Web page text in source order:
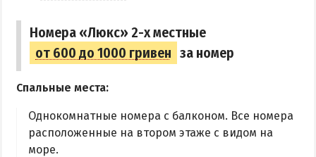
ЛЕЧЕНИЕ И БАЛЬНЕОЛОГИЯ
Радоновое Озеро
Розовое Озеро
Номера «Люкс» 2-х местные
от 600 до 1000 гривен за номер
Спальные места:
Однокомнатные номера с балконом. Все номера
расположенные на втором этаже с видом на
море.